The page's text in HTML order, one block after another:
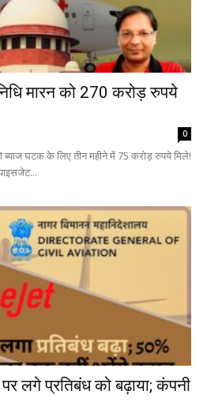
मारन को 270 करोड़ रुपये
0
घटक के लिए तीन महीने में 75 करोड़ रुपये मिले!
लगे प्रतिबंध को बढ़ाया; कंपनी